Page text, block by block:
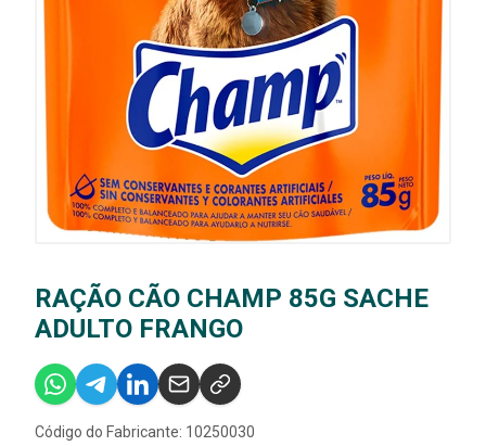
RAÇÃO CÃO CHAMP 85G SACHE
ADULTO FRANGO
Código do Fabricante: 10250030